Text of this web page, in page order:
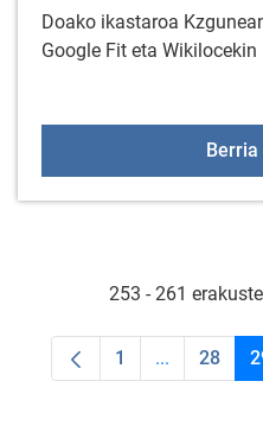
Doako ikastaroa
Google Fit eta Wikilocekin
253 - 261
Orrialdea
1 ... 28